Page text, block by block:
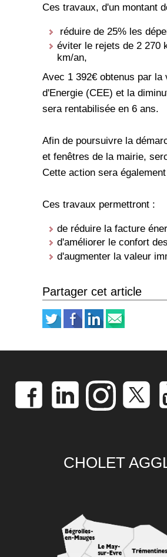
Ces travaux, d'un montant
réduire de 25% les
éviter le rejets de 2 270
km/an,
Avec 1 392€ obtenus par
d'Energie (CEE) et la
sera rentabilisée en 6 ans.
Afin de poursuivre la
et fenêtres de la mairie,
Cette action sera
Ces travaux permettront :
de réduire la facture
d'améliorer le confort
d'augmenter la valeur
Partager cet article
CHOLET